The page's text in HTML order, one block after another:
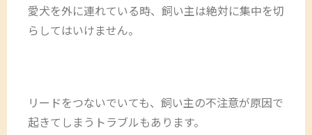
愛犬を外に連れている時、飼い主は絶対に集中を切
らしてはいけません。
リードをつないでいても、飼い主の不注意が原因で
起きてしまうトラブルもあります。